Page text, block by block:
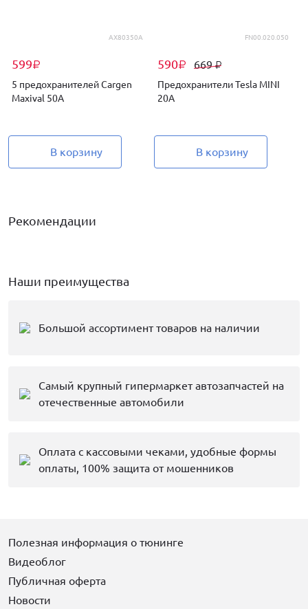
AX80350A
599₽
5 предохранителей Cargen
Maxival 50А
В корзину
FN00.020.050
590₽ 669₽
Предохранители Tesla MINI
20A
В корзину
Рекомендации
Наши преимущества
Большой ассортимент товаров на наличии
Самый крупный гипермаркет автозапчастей на
отечественные автомобили
Оплата с кассовыми чеками, удобные формы
оплаты, 100% защита от мошенников
Полезная информация о тюнинге
Видеоблог
Публичная оферта
Новости